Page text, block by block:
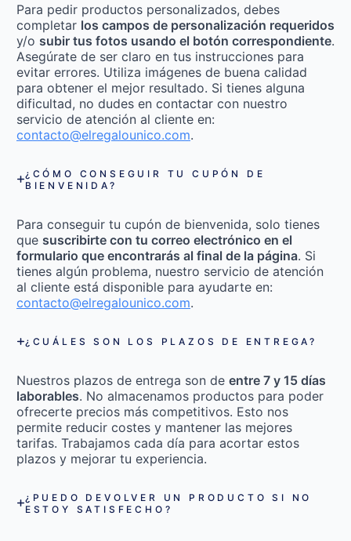
Para pedir productos personalizados, debes
completar los campos de personalización requeridos
y/o subir tus fotos usando el botón correspondiente.
Asegúrate de ser claro en tus instrucciones para
evitar errores. Utiliza imágenes de buena calidad
para obtener el mejor resultado. Si tienes alguna
dificultad, no dudes en contactar con nuestro
servicio de atención al cliente en:
contacto@elregalounico.com.
¿CÓMO CONSEGUIR TU CUPÓN DE
BIENVENIDA?
Para conseguir tu cupón de bienvenida, solo tienes
que suscribirte con tu correo electrónico en el
formulario que encontrarás al final de la página. Si
tienes algún problema, nuestro servicio de atención
al cliente está disponible para ayudarte en:
contacto@elregalounico.com.
¿CUÁLES SON LOS PLAZOS DE ENTREGA?
Nuestros plazos de entrega son de entre 7 y 15 días
laborables. No almacenamos productos para poder
ofrecerte precios más competitivos. Esto nos
permite reducir costes y mantener las mejores
tarifas. Trabajamos cada día para acortar estos
plazos y mejorar tu experiencia.
¿PUEDO DEVOLVER UN PRODUCTO SI NO
ESTOY SATISFECHO?